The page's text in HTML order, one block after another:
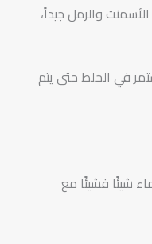
والرمل جيداً،
في الخلط حتى يتم
شيئًا فشيئًا مع